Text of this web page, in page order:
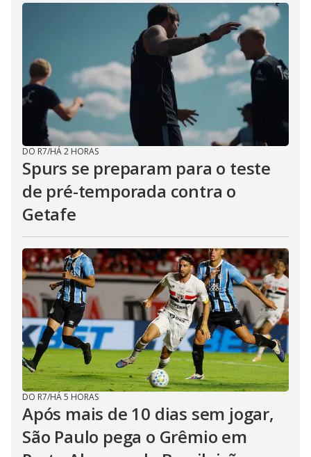
DO R7/HÁ 2 HORAS
Spurs se preparam para o teste
de pré-temporada contra o
Getafe
DO R7/HÁ 5 HORAS
Após mais de 10 dias sem jogar,
São Paulo pega o Grêmio em